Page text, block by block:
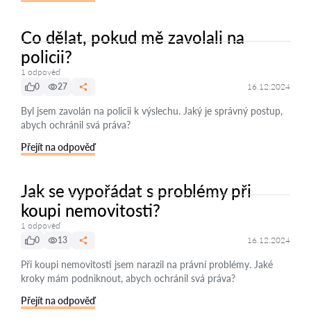
Co dělat, pokud mě zavolali na
policii?
1 odpověď
0
27 16.12.2024
Byl jsem zavolán na policii k výslechu. Jaký je správný postup,
abych ochránil svá práva?
Přejít na odpověď
Jak se vypořádat s problémy při
koupi nemovitosti?
1 odpověď
0
13 16.12.2024
Při koupi nemovitosti jsem narazil na právní problémy. Jaké
kroky mám podniknout, abych ochránil svá práva?
Přejít na odpověď